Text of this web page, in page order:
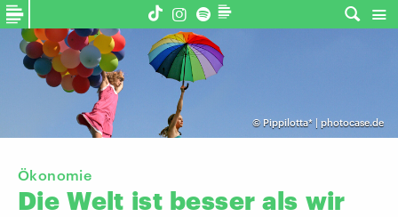
© Pippilotta* | photocase.de
Ökonomie
Die Welt ist besser als wir